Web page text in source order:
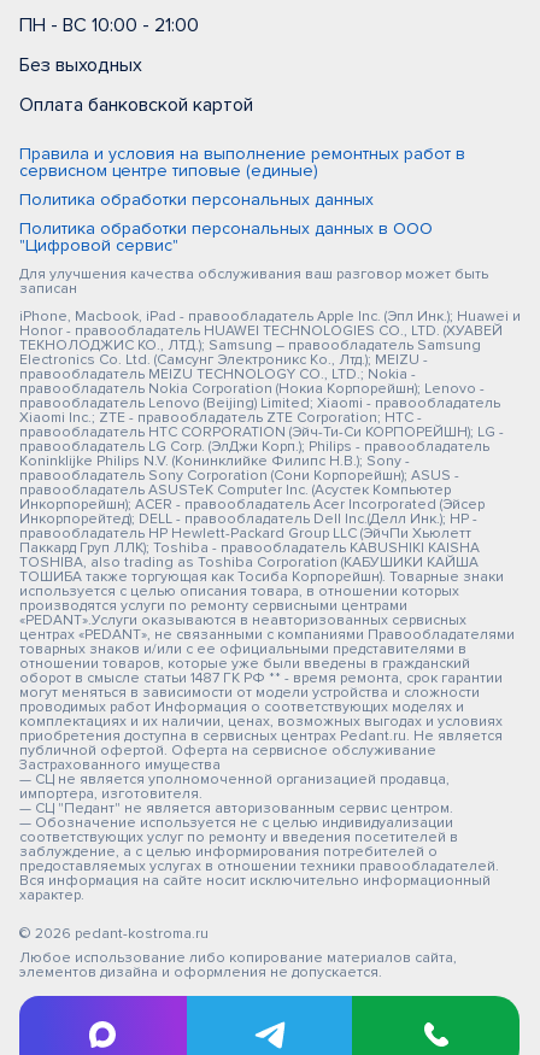
ПН - ВС 10:00 - 21:00
Без выходных
Оплата банковской картой
Правила и условия на выполнение ремонтных работ в
сервисном центре типовые (единые)
Политика обработки персональных данных
Политика обработки персональных данных в ООО
"Цифровой сервис"
Для улучшения качества обслуживания ваш разговор может быть
записан
iPhone, Macbook, iPad - правообладатель Apple Inc. (Эпл Инк.); Huawei и
Honor - правообладатель HUAWEI TECHNOLOGIES CO., LTD. (ХУАВЕЙ
ТЕКНОЛОДЖИС КО., ЛТД.); Samsung – правообладатель Samsung
Electronics Co. Ltd. (Самсунг Электроникс Ко., Лтд.); MEIZU -
правообладатель MEIZU TECHNOLOGY CO., LTD.; Nokia -
правообладатель Nokia Corporation (Нокиа Корпорейшн); Lenovo -
правообладатель Lenovo (Beijing) Limited; Xiaomi - правообладатель
Xiaomi Inc.; ZTE - правообладатель ZTE Corporation; HTC -
правообладатель HTC CORPORATION (Эйч-Ти-Си КОРПОРЕЙШН); LG -
правообладатель LG Corp. (ЭлДжи Корп.); Philips - правообладатель
Koninklijke Philips N.V. (Конинклийке Филипс Н.В.); Sony -
правообладатель Sony Corporation (Сони Корпорейшн); ASUS -
правообладатель ASUSTeK Computer Inc. (Асустек Компьютер
Инкорпорейшн); ACER - правообладатель Acer Incorporated (Эйсер
Инкорпорейтед); DELL - правообладатель Dell Inc.(Делл Инк.); HP -
правообладатель HP Hewlett-Packard Group LLC (ЭйчПи Хьюлетт
Паккард Груп ЛЛК); Toshiba - правообладатель KABUSHIKI KAISHA
TOSHIBA, also trading as Toshiba Corporation (КАБУШИКИ КАЙША
ТОШИБА также торгующая как Тосиба Корпорейшн). Товарные знаки
используется с целью описания товара, в отношении которых
производятся услуги по ремонту сервисными центрами
«PEDANT».Услуги оказываются в неавторизованных сервисных
центрах «PEDANT», не связанными с компаниями Правообладателями
товарных знаков и/или с ее официальными представителями в
отношении товаров, которые уже были введены в гражданский
оборот в смысле статьи 1487 ГК РФ ** - время ремонта, срок гарантии
могут меняться в зависимости от модели устройства и сложности
проводимых работ Информация о соответствующих моделях и
комплектациях и их наличии, ценах, возможных выгодах и условиях
приобретения доступна в сервисных центрах Pedant.ru. Не является
публичной офертой. Оферта на сервисное обслуживание
Застрахованного имущества
— СЦ не является уполномоченной организацией продавца,
импортера, изготовителя.
— СЦ "Педант" не является авторизованным сервис центром.
— Обозначение используется не с целью индивидуализации
соответствующих услуг по ремонту и введения посетителей в
заблуждение, а с целью информирования потребителей о
предоставляемых услугах в отношении техники правообладателей.
Вся информация на сайте носит исключительно информационный
характер.
© 2026 pedant-kostroma.ru
Любое использование либо копирование материалов сайта,
элементов дизайна и оформления не допускается.